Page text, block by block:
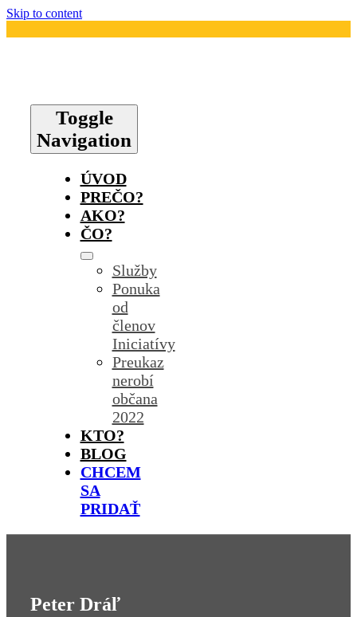
Skip to content
Toggle
Navigation
ÚVOD
PREČO?
AKO?
ČO?
Služby
Ponuka
od
členov
Iniciatívy
Preukaz
nerobí
občana
2022
KTO?
BLOG
CHCEM
SA
PRIDAŤ
Peter Dráľ